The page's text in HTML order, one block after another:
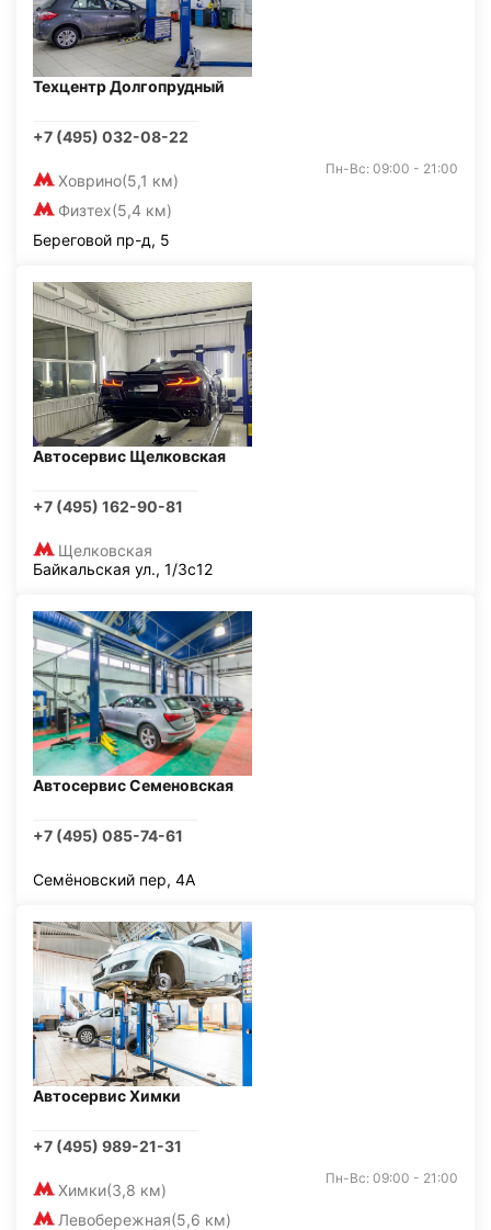
Техцентр Долгопрудный
+7 (495) 032-08-22
Ховрино(5,1 км)
Физтех(5,4 км)
Пн-Вс: 09:00 - 21:00
Береговой пр-д, 5
Автосервис Щелковская
+7 (495) 162-90-81
Щелковская
Байкальская ул., 1/3с12
Автосервис Семеновская
+7 (495) 085-74-61
Семёновский пер, 4А
Автосервис Химки
+7 (495) 989-21-31
Химки(3,8 км)
Левобережная(5,6 км)
Пн-Вс: 09:00 - 21:00